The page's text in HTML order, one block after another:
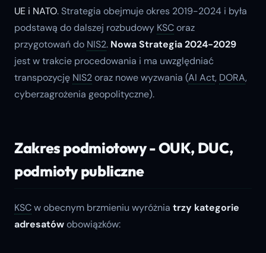
UE i NATO. Strategia obejmuje okres 2019-2024 i była
podstawą do dalszej rozbudowy KSCoraz
przygotowań do NIS2. Nowa Strategia 2024-2029
jest w trakcie procedowania i ma uwzględniać
transpozycję NIS2oraz nowe wyzwania (AI Act, DORA,
cyberzagrożenia geopolityczne).
Zakres podmiotowy - OUK, DUC,
podmioty publiczne
KSCw obecnym brzmieniu wyróżnia trzy kategorie
adresatówobowiązków: